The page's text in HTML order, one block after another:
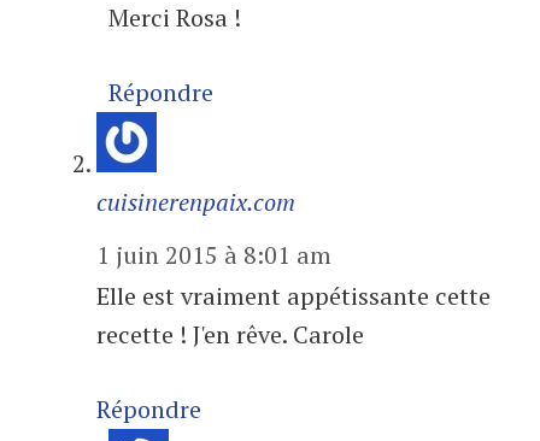
Merci Rosa !
Répondre
cuisinerenpaix.com
1 juin 2015 à 8:01 am
Elle est vraiment appétissante cette
recette ! J'en rêve. Carole
Répondre